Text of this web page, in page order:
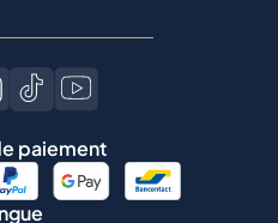
paiement